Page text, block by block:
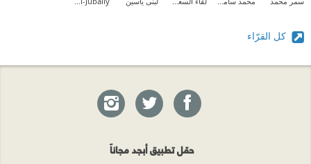
كل القرّاء
حمّل تطبيق أبجد مجاناً